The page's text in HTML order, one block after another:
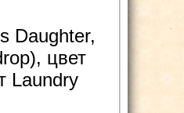
Daughter,
цвет
Laundry